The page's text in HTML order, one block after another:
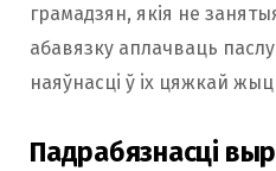
грамадзян, якія не
абавязку аплачваць
наяўнасцi ў iх цяжкай
Падрабязнасці